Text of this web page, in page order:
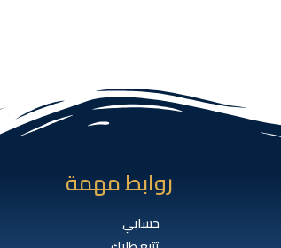
روابط مهمة
حسابي